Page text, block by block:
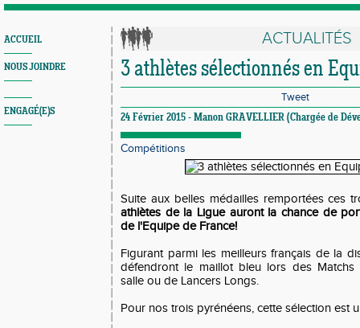
ACCUEIL
NOUS JOINDRE
ENGAGÉ(E)S
ACTUALITÉS
3 athlètes sélectionnés en
Tweet
24 Février 2015 - Manon GRAVELLIER (Chargée de
Compétitions
Suite aux belles médailles remportées ces
athlètes de la Ligue auront la chance de
de l'Equipe de France!
Figurant parmi les meilleurs français de la
défendront le maillot bleu lors des Matchs
salle ou de Lancers Longs.
Pour nos trois pyrénéens, cette sélection est